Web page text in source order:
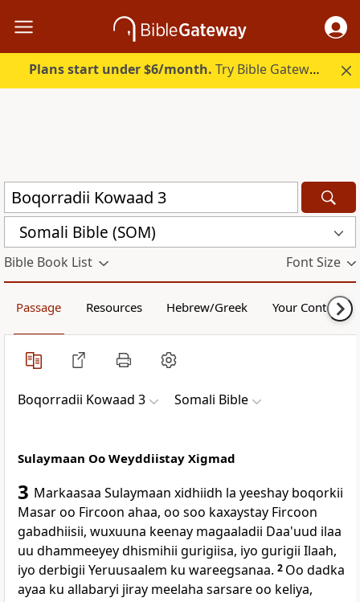
Plans start under $6/month. Try Bible Gateway Plus.
Somali Bible (SOM)
Bible Book List Font Size
Passage Resources Hebrew/Greek Your Content
Boqorradii Kowaad 3 Somali Bible
Sulaymaan Oo Weyddiistay Xigmad
3 Markaasaa Sulaymaan xidhiidh la yeeshay boqorkii
Masar oo Fircoon ahaa, oo soo kaxaystay Fircoon
gabadhiisii, wuxuuna keenay magaaladii Daa'uud ilaa
uu dhammeeyey dhismihii gurigiisa, iyo gurigii Ilaah,
iyo derbigii Yeruusaalem ku wareegsanaa. 2 Oo dadka
ayaa ku allabaryi jiray meelaha sarsare oo keliya,